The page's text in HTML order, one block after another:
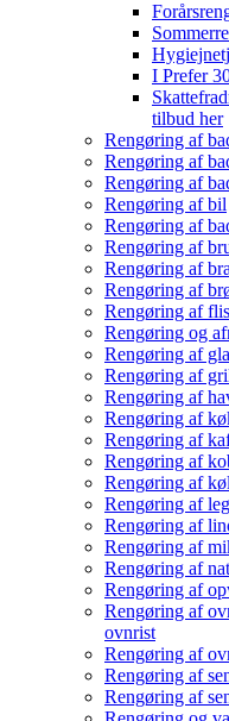
I Prefer
tilbud her
Rengøring af
Rengøring af
Rengøring af
Rengøring af bil
Rengøring af
Rengøring af
Rengøring af
Rengøring af
Rengøring af
Rengøring og
Rengøring af
Rengøring af
Rengøring af
Rengøring af
Rengøring af
Rengøring af
Rengøring af
Rengøring af
Rengøring af
Rengøring af
Rengøring af
Rengøring af
Rengøring af
ovnrist
Rengøring af
Rengøring af
Rengøring af